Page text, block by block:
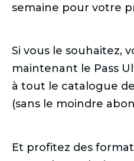
semaine pour votre
Si vous le souhaitez,
maintenant le Pass
à tout le catalogue
(sans le moindre
Et profitez des